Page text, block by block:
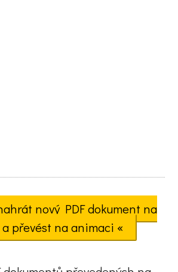
nový PDF dokument na
a převést na animaci «